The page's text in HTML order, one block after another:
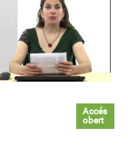
Accés
obert